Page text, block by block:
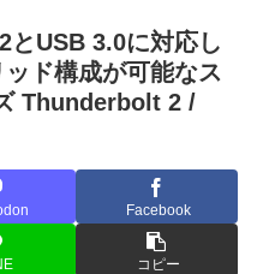
USB 3.0に対応し
ド構成が可能なス
Thunderbolt 2 /
Facebook
コピー